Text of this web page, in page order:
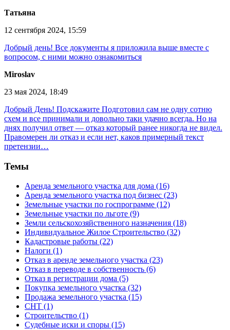
Татьяна
12 сентября 2024, 15:59
Добрый день! Все документы я приложила выше вместе с
вопросом, с ними можно ознакомиться
Miroslav
23 мая 2024, 18:49
Добрый День! Подскажите Подготовил сам не одну сотню
схем и все принимали и довольно таки удачно всегда. Но на
днях получил ответ — отказ который ранее никогда не видел.
Правомерен ли отказ и если нет, каков примерный текст
претензии…
Темы
Аренда земельного участка для дома (16)
Аренда земельного участка под бизнес (23)
Земельные участки по госпрограмме (12)
Земельные участки по льготе (9)
Земли сельскохозяйственного назначения (18)
Индивидуальное Жилое Строительство (32)
Кадастровые работы (22)
Налоги (1)
Отказ в аренде земельного участка (23)
Отказ в переводе в собственность (6)
Отказ в регистрации дома (5)
Покупка земельного участка (32)
Продажа земельного участка (15)
СНТ (1)
Строительство (1)
Судебные иски и споры (15)